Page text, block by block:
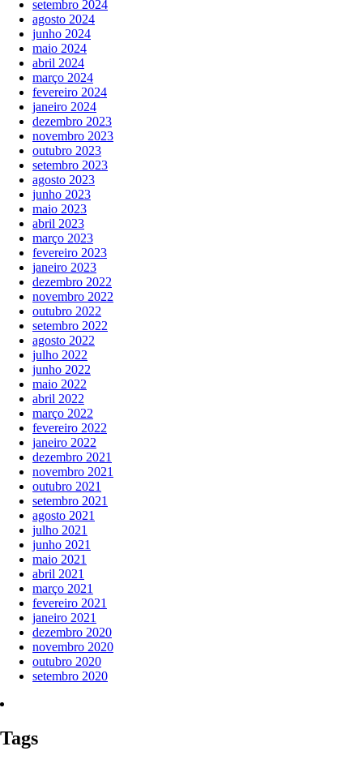
setembro 2024
agosto 2024
junho 2024
maio 2024
abril 2024
março 2024
fevereiro 2024
janeiro 2024
dezembro 2023
novembro 2023
outubro 2023
setembro 2023
agosto 2023
junho 2023
maio 2023
abril 2023
março 2023
fevereiro 2023
janeiro 2023
dezembro 2022
novembro 2022
outubro 2022
setembro 2022
agosto 2022
julho 2022
junho 2022
maio 2022
abril 2022
março 2022
fevereiro 2022
janeiro 2022
dezembro 2021
novembro 2021
outubro 2021
setembro 2021
agosto 2021
julho 2021
junho 2021
maio 2021
abril 2021
março 2021
fevereiro 2021
janeiro 2021
dezembro 2020
novembro 2020
outubro 2020
setembro 2020
Tags